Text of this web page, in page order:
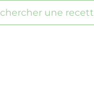
chercher une